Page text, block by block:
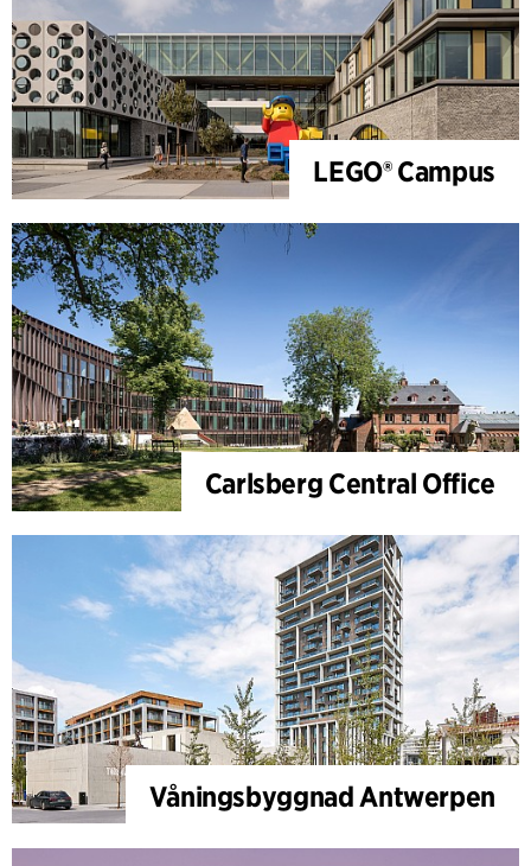
LEGO® Campus
Carlsberg Central Office
Våningsbyggnad Antwerpen